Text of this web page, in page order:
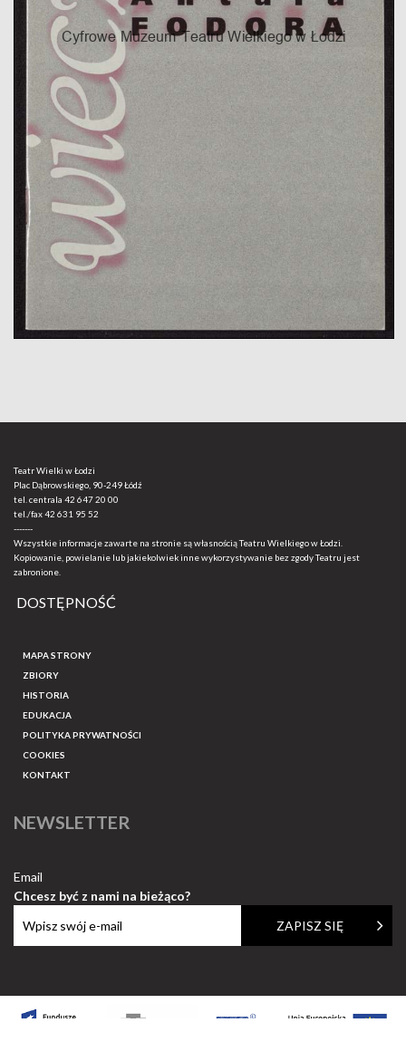
Teatr Wielki w Łodzi
Plac Dąbrowskiego, 90-249 Łódź
tel. centrala 42 647 20 00
tel./fax42 631 95 52
-------
Wszystkie informacje zawarte na stronie są własnością Teatru Wielkiego w Łodzi.
Kopiowanie, powielanie lub jakiekolwiek inne wykorzystywanie bez zgody Teatru jest
zabronione.
DOSTĘPNOŚĆ
MAPA STRONY
ZBIORY
HISTORIA
EDUKACJA
POLITYKA PRYWATNOŚCI
COOKIES
KONTAKT
NEWSLETTER
Email
Chcesz być z nami na bieżąco?